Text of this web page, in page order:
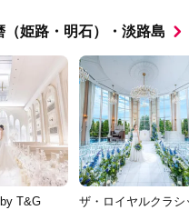
（姫路・明石）・淡路島
T&G
ザ・ロイヤルクラシ